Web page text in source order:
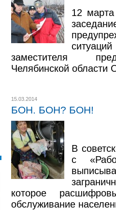
12
заместителя
Челябинской области
15.03.2014
БОН. БОН? БОН!
В
с
которое
обслуживание